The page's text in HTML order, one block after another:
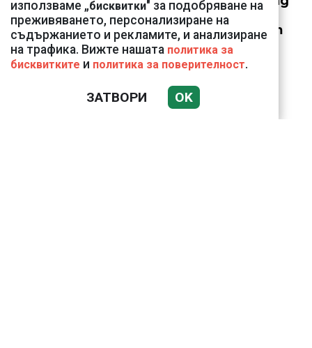
150 устройства от
Vivacom през август
Подводни кадри от
използваме „бисквитки" за подобряване на
преживяването, персонализиране на
съдържанието и рекламите, и анализиране
на трафика. Вижте нашата политика за
бисквитките и политика за поверителност.
ЗАТВОРИ OK